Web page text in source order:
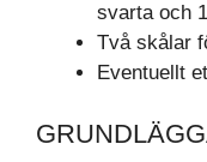
svarta och
Två skålar
Eventuellt